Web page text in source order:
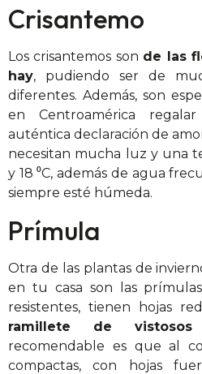
Crisantemo
Los crisantemos son de las
hay, pudiendo ser de
diferentes. Además, son
en Centroamérica
auténtica declaración de
necesitan mucha luz y una
y 18 ⁰C, además de agua
siempre esté húmeda.
Prímula
Otra de las plantas de
en tu casa son las
resistentes, tienen hojas
ramillete de vistosos
recomendable es que al
compactas, con hojas